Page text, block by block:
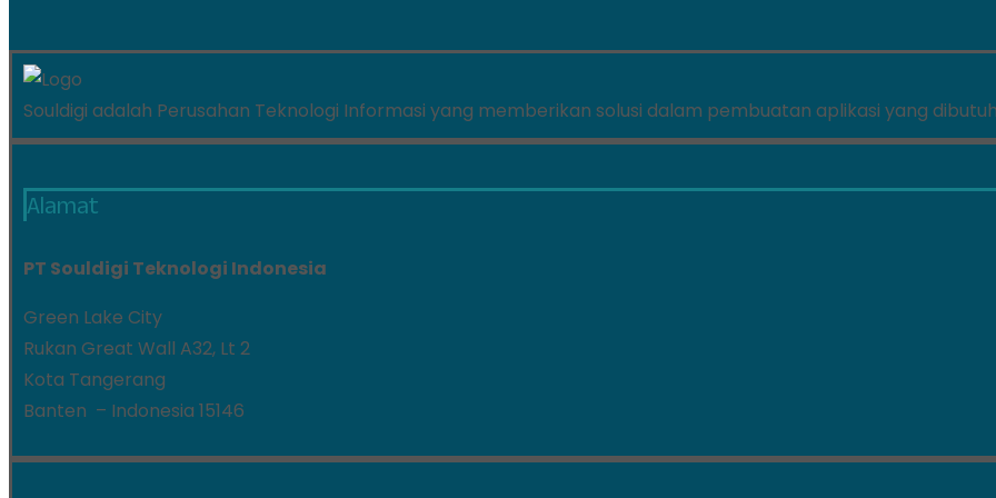
Souldigi adalah Perusahan Teknologi Informasi yang memberikan solusi dalam pembuatan aplikasi yang
Alamat
PT Souldigi Teknologi Indonesia
Green Lake City
Rukan Great Wall A32, Lt 2
Kota Tangerang
Banten – Indonesia 15146